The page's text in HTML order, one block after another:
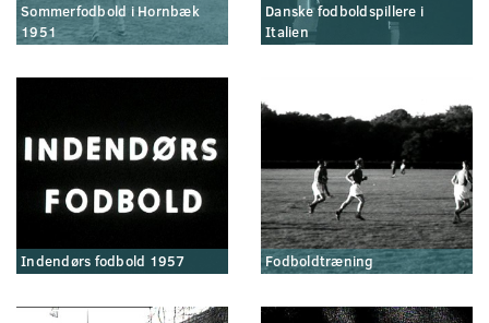
Sommerfodbold i Hornbæk
1951
Danske fodboldspillere i
Italien
Indendørs fodbold 1957 Fodboldtræning